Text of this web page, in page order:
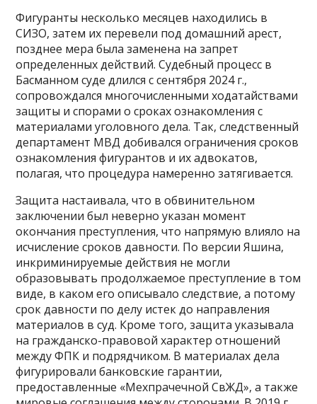
Фигуранты несколько месяцев находились в
СИЗО, затем их перевели под домашний арест,
позднее мера была заменена на запрет
определенных действий. Судебный процесс в
Басманном суде длился с сентября 2024 г.,
сопровождался многочисленными ходатайствами
защиты и спорами о сроках ознакомления с
материалами уголовного дела. Так, следственный
департамент МВД добивался ограничения сроков
ознакомления фигурантов и их адвокатов,
полагая, что процедура намеренно затягивается.
Защита настаивала, что в обвинительном
заключении был неверно указан момент
окончания преступления, что напрямую влияло на
исчисление сроков давности. По версии Яшина,
инкриминируемые действия не могли
образовывать продолжаемое преступление в том
виде, в каком его описывало следствие, а потому
срок давности по делу истек до направления
материалов в суд. Кроме того, защита указывала
на гражданско-правовой характер отношений
между ФПК и подрядчиком. В материалах дела
фигурировали банковские гарантии,
предоставленные «Мехпрачечной СвЖД», а также